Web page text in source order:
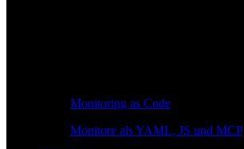
Monitoring as Code
Monitore als YAML, JS und MCP